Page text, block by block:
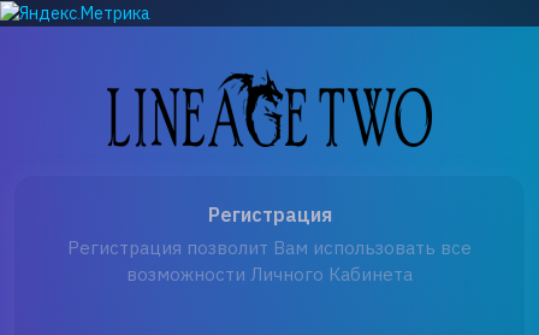
Регистрация
Регистрация позволит Вам использовать все
возможности Личного Кабинета